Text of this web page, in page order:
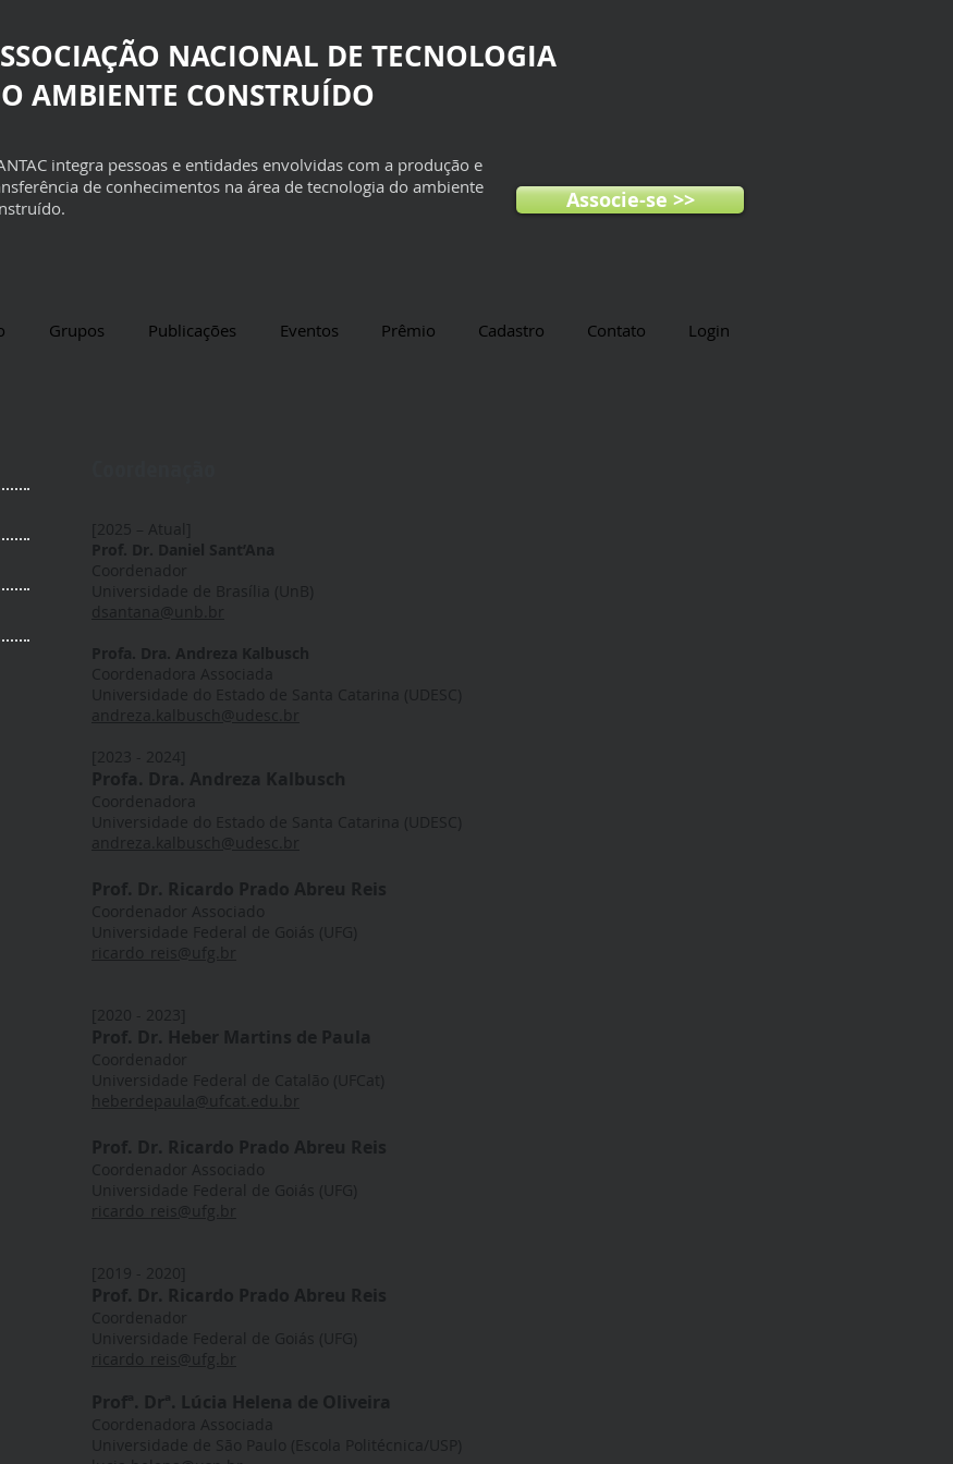
Associe-se >>
NACIONAL DE TECNOLOGIA
AMBIENTE CONSTRUÍDO
integra pessoas e entidades envolvidas com a produção e
de conhecimentos na área de tecnologia do ambiente
Grupos Publicações Eventos Prêmio Cadastro Contato Login
[2025 – Atual]
Prof. Dr. Daniel Sant’Ana
Coordenador
Universidade de Brasília (UnB)
dsantana@unb.br
Profa. Dra. Andreza Kalbusch
Coordenadora Associada
Universidade do Estado de Santa Catarina (UDESC)
andreza.kalbusch@udesc.br
Profa . Dra. Andreza Kalbusch
Coordenadora
Universidade do Estado de Santa Catarina (UDESC)
andreza.kalbusch@udesc.br
Prof. Dr. Ricardo Prado Abreu Reis
Coordenador Associado
Universidade Federal de Goiás (UFG)
ricardo_reis@ufg.br
Prof. Dr. Heber Martins de Paula
Coordenador
Universidade Federal de Catalão (UFCat)
heberdepaula@ufcat.edu.br
Prof. Dr. Ricardo Prado Abreu Reis
Coordenador Associado
Universidade Federal de Goiás (UFG)
ricardo_reis@ufg.br
[2019 - 2020]
Prof. Dr. Ricardo Prado Abreu Reis
Coordenador
Universidade Federal de Goiás (UFG)
ricardo_reis@ufg.br
Profª. Drª. Lúcia Helena de Oliveira
Coordenadora Associada
Universidade de São Paulo (Escola Politécnica/USP)